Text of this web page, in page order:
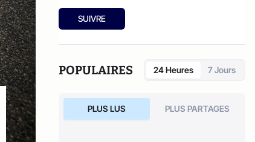
SUIVRE
POPULAIRES 24 Heures 7 Jours
PLUS LUS PLUS PARTAGES